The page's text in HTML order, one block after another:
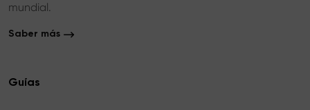
mundial.
Saber más
Guías